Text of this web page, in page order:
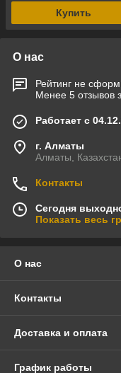
Купить
О нас
Рейтинг не
Менее 5 отзывов
Работает с
г. Алматы
Алматы,
Контакты
Сегодня
Показать весь
О нас
Контакты
Доставка и оплата
График работы